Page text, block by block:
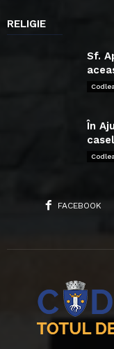
RELIGIE
Sf.
Codlea
În
Codlea
FACEBOOK